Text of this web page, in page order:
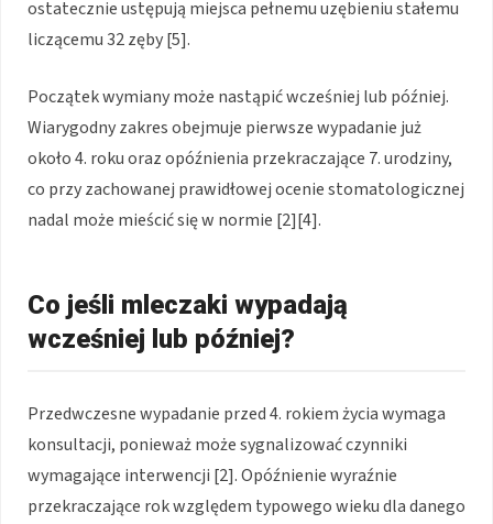
ostatecznie ustępują miejsca pełnemu uzębieniu stałemu
liczącemu 32 zęby [5].
Początek wymiany może nastąpić wcześniej lub później.
Wiarygodny zakres obejmuje pierwsze wypadanie już
około 4. roku oraz opóźnienia przekraczające 7. urodziny,
co przy zachowanej prawidłowej ocenie stomatologicznej
nadal może mieścić się w normie [2][4].
Co jeśli mleczaki wypadają
wcześniej lub później?
Przedwczesne wypadanie przed 4. rokiem życia wymaga
konsultacji, ponieważ może sygnalizować czynniki
wymagające interwencji [2]. Opóźnienie wyraźnie
przekraczające rok względem typowego wieku dla danego